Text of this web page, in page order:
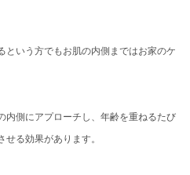
という方でもお肌の内側まではお家のケ
内側にアプローチし、年齢を重ねるたび
る効果があります。